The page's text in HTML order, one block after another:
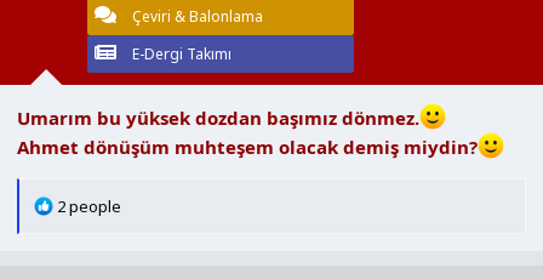
Çeviri & Balonlama
E-Dergi Takımı
Umarım bu yüksek dozdan başımız dönmez.
Ahmet dönüşüm muhteşem olacak demiş miydin?
T
2 people